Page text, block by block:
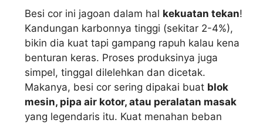
Besi cor ini jagoan dalam hal kekuatan tekan!
Kandungan karbonnya tinggi (sekitar 2-4%),
bikin dia kuat tapi gampang rapuh kalau kena
benturan keras. Proses produksinya juga
simpel, tinggal dilelehkan dan dicetak.
Makanya, besi cor sering dipakai buat blok
mesin, pipa air kotor, atau peralatan masak
yang legendaris itu. Kuat menahan beban